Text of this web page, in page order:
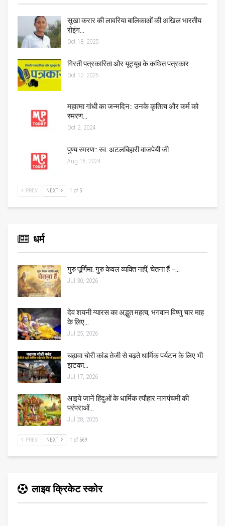
सूखा करार की लावरिया बालिकाओं की अखिल भारतीय
रोइंग…
Oct 18, 2025
गिरती पत्रकारिता और यूट्यूब के कथित पत्रकार
Oct 12, 2025
महात्मा गांधी का जन्मदिन:: उनके कृतित्व और कर्म को
स्मरण…
Oct 2, 2024
पुण्य स्मरण:: स्व. अटलबिहारी वाजपेयी जी
Aug 16, 2024
PREV NEXT 1 of 5
धर्म
गुरु पूर्णिमा: गुरु केवल व्यक्ति नहीं, चेतना हैं –…
Jul 30, 2026
देव शयनी ग्यारस का अद्भुत महत्व, भगवान विष्णु चार माह
के लिए…
Jul 25, 2026
चढ़ावा चोरी कांड तेजी से बढ़ते धार्मिक पर्यटन के लिए भी
झटका…
Jul 17, 2026
आइये जानें हिंदुओं के धार्मिक त्यौहार नागपंचमी की
परंपराओं…
Jul 28, 2025
PREV NEXT 1 of 569
लाइव क्रिकेट स्कोर